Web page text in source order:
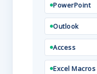
PowerPoint
Outlook
Access
Excel Macros